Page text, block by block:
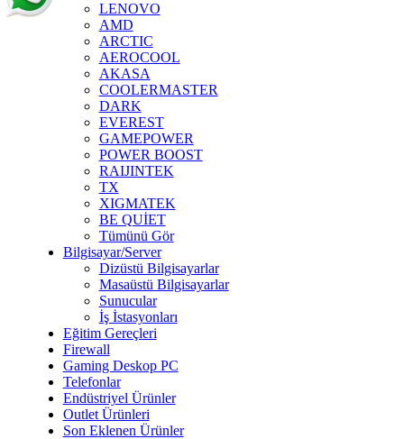
LENOVO
AMD
ARCTIC
AEROCOOL
AKASA
COOLERMASTER
DARK
EVEREST
GAMEPOWER
POWER BOOST
RAIJINTEK
TX
XIGMATEK
BE QUİET
Tümünü Gör
Bilgisayar/Server
Dizüstü Bilgisayarlar
Masaüstü Bilgisayarlar
Sunucular
İş İstasyonları
Eğitim Gereçleri
Firewall
Gaming Deskop PC
Telefonlar
Endüstriyel Ürünler
Outlet Ürünleri
Son Eklenen Ürünler